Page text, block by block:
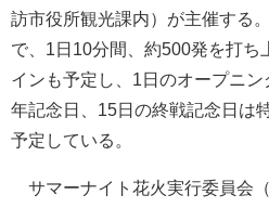
訪市役所観光課内）が主催する
で、1日10分間、約500発を打ち
インも予定し、1日のオープニ
年記念日、15日の終戦記念日は
予定している。
サマーナイト花火実行委員会